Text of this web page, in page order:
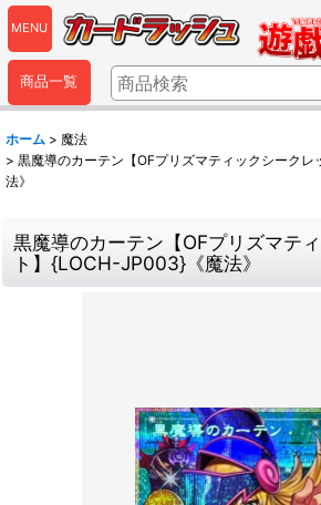
MENU
商品一覧
ホーム > 魔法
> 黒魔導のカーテン【OFプリズマティックシーク
法》
黒魔導のカーテン【OFプリズマテ
ト】{LOCH-JP003}《魔法》